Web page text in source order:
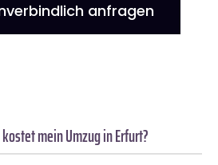
anfragen
mein Umzug in Erfurt?